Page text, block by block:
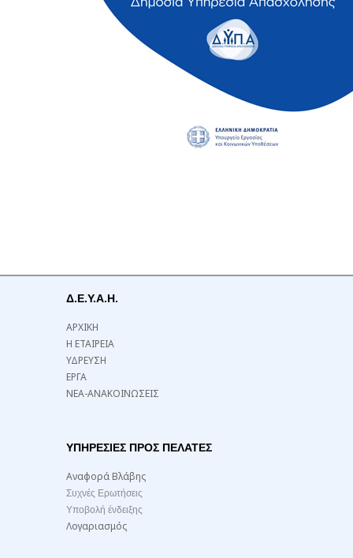
Δ.Ε.Υ.Α.Η.
ΑΡΧΙΚΗ
Η ΕΤΑΙΡΕΙΑ
ΥΔΡΕΥΣΗ
ΕΡΓΑ
ΝΕΑ-ΑΝΑΚΟΙΝΩΣΕΙΣ
ΥΠΗΡΕΣΙΕΣ ΠΡΟΣ ΠΕΛΑΤΕΣ
Αναφορά Βλάβης
Συχνές Ερωτήσεις
Υποβολή ένδειξης
Λογαριασμός